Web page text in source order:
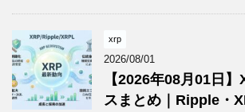
xrp
2026/08/01
【2026年08月01日
スまとめ｜Ripple・